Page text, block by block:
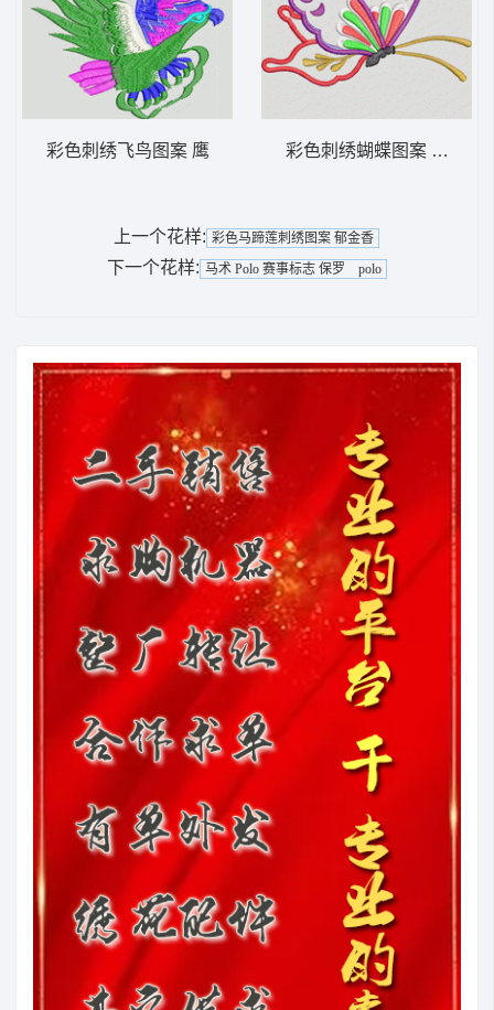
彩色刺绣飞鸟图案 鹰 彩色刺绣蝴蝶图案 蝴蝶
上一个花样: 彩色马蹄莲刺绣图案 郁金香
下一个花样: 马术 Polo 赛事标志 保罗 polo